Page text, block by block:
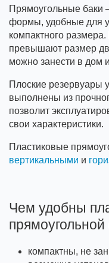
Прямоугольные баки
формы, удобные для
компактного
превышают размер
можно занести в дом
Плоские резервуары
выполнены из
позволит
свои характеристики.
Пластиковые
вертикальными и
Чем удобны
компактны, не